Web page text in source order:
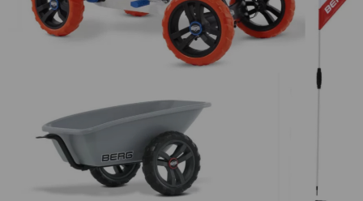
gallery